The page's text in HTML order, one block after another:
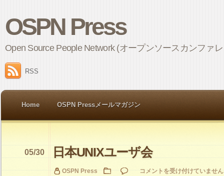
OSPN Press
Open Source People Network (オープンソースカンファ
RSS
Home OSPN Pressメールマガジン
日本UNIXユーザ会
05/30
OSPN Press 日
コメントを受け付けていません